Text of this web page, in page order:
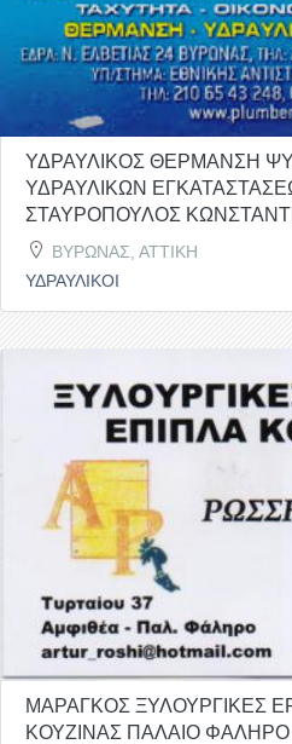
ΥΔΡΑΥΛΙΚΟΣ ΘΕΡΜΑΝΣΗ
ΥΔΡΑΥΛΙΚΩΝ
ΣΤΑΥΡΟΠΟΥΛΟΣ
ΒΥΡΩΝΑΣ, ΑΤΤΙΚΗ
ΥΔΡΑΥΛΙΚΟΙ
ΜΑΡΑΓΚΟΣ ΞΥΛΟΥΡΓΙΚΕΣ
ΚΟΥΖΙΝΑΣ ΠΑΛΑΙΟ ΦΑΛΗΡΟ